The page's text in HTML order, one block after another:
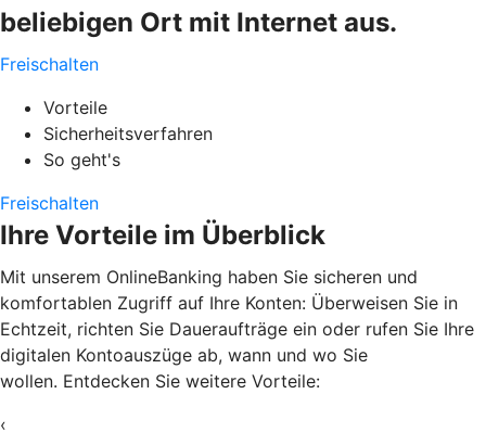
beliebigen Ort mit Internet aus.
Freischalten
Vorteile
Sicherheitsverfahren
So geht's
Freischalten
Ihre Vorteile im Überblick
Mit unserem OnlineBanking haben Sie sicheren und
komfortablen Zugriff auf Ihre Konten: Überweisen Sie in
Echtzeit, richten Sie Daueraufträge ein oder rufen Sie Ihre
digitalen Kontoauszüge ab, wann und wo Sie
wollen. Entdecken Sie weitere Vorteile:
‹